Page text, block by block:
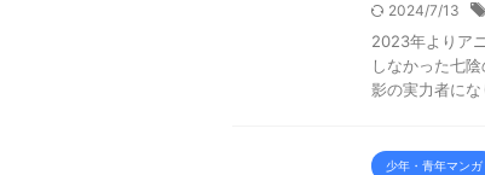
2024/7/13
2023年よりア
しなかった七
影の実力者に
少年・青年マンガ